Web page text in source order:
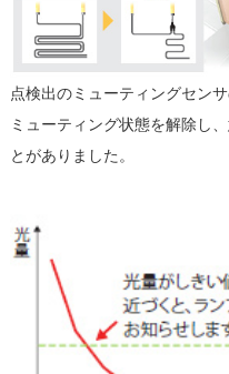
点検出のミューティングセン
ミューティング状態を解除し
とがありました。